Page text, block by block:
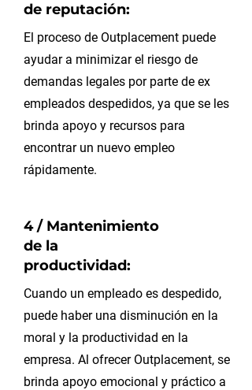
de reputación:
El proceso de Outplacement puede
ayudar a minimizar el riesgo de
demandas legales por parte de ex
empleados despedidos, ya que se les
brinda apoyo y recursos para
encontrar un nuevo empleo
rápidamente.
4 / Mantenimiento
de la
productividad:
Cuando un empleado es despedido,
puede haber una disminución en la
moral y la productividad en la
empresa. Al ofrecer Outplacement, se
brinda apoyo emocional y práctico a